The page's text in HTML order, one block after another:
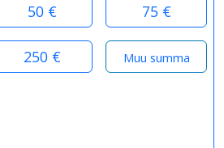
50 € 75 €
250 €